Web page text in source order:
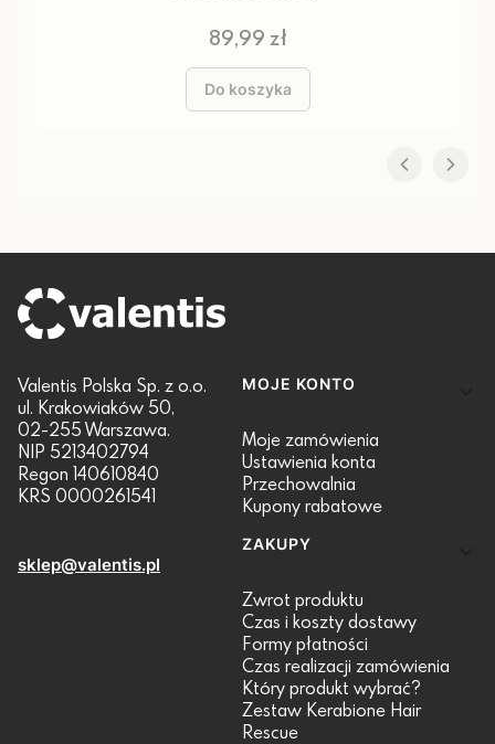
Cena
89,99 zł
Do koszyka
Valentis Polska Sp. z o.o.
ul. Krakowiaków 50,
02-255 Warszawa.
NIP 5213402794
Regon 140610840
KRS 0000261541
sklep@valentis.pl
Linki w stopce
MOJE KONTO
Moje zamówienia
Ustawienia konta
Przechowalnia
Kupony rabatowe
ZAKUPY
Zwrot produktu
Czas i koszty dostawy
Formy płatności
Czas realizacji zamówienia
Który produkt wybrać?
Zestaw Kerabione Hair
Rescue